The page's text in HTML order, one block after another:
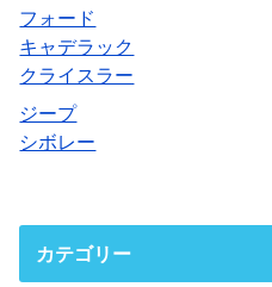
フォード
キャデラック
クライスラー
ジープ
シボレー
カテゴリー